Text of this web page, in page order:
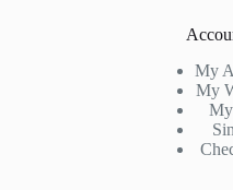
My
My